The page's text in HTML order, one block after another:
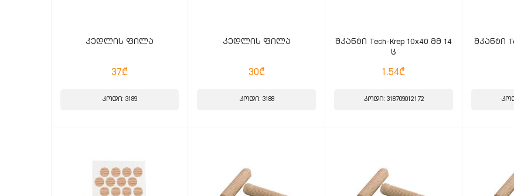
კედლის ფილა
37₾
კოდი: 3189
კედლის ფილა
30₾
კოდი: 3188
შკანტი Tech-Krep 10x40 მმ 14
ც
1.54₾
კოდი: 318709012172
შკანტი